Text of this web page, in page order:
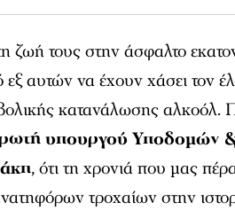
ζωή τους στην άσφαλτο
αυτών να έχουν χάσει τον
κατανάλωσης αλκοόλ.
υπουργού Υποδομών
, ότι τη χρονιά που μας
τροχαίων στην